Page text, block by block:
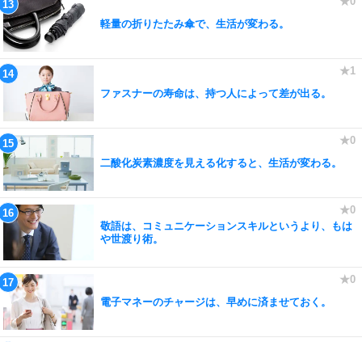
軽量の折りたたみ傘で、生活が変わる。
ファスナーの寿命は、持つ人によって差が出る。
二酸化炭素濃度を見える化すると、生活が変わる。
敬語は、コミュニケーションスキルというより、もは
や世渡り術。
電子マネーのチャージは、早めに済ませておく。